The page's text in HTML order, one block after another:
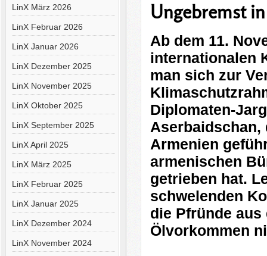
LinX März 2026
LinX Februar 2026
LinX Januar 2026
LinX Dezember 2025
LinX November 2025
LinX Oktober 2025
LinX September 2025
LinX April 2025
LinX März 2025
LinX Februar 2025
LinX Januar 2025
LinX Dezember 2024
LinX November 2024
Ungebremst
Ab dem 11.
internationalen
man sich zur
Diplomaten-
Aserbaidschan,
Armenien
armenischen
getrieben hat.
schwelenden
die Pfründe
Ölvorkommen